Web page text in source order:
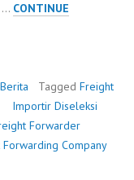
… CONTINUE
Berita Tagged Freight
Importir Diseleksi
Forwarder
Company